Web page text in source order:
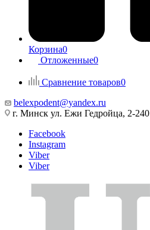
Корзина0
Отложенные0
Сравнение товаров0
belexpodent@yandex.ru
г. Минск ул. Ежи Гедройца, 2-240
Facebook
Instagram
Viber
Viber